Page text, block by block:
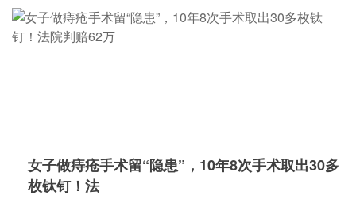
女子做痔疮手术留“隐患”，10年8次手术取出30多
枚钛钉！法